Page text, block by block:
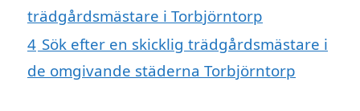
trädgårdsmästare i Torbjörntorp
4 Sök efter en skicklig trädgårdsmästare i
de omgivande städerna Torbjörntorp